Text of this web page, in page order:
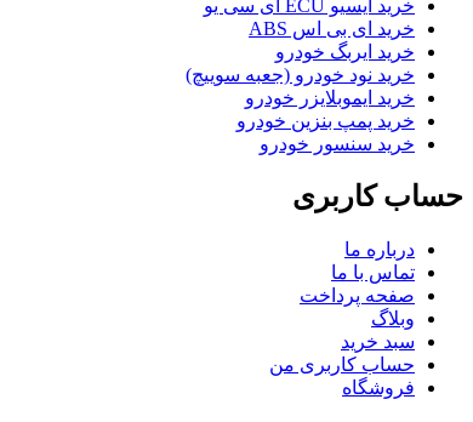
خرید ایسیو ECU ای سی یو
خرید ای بی اس ABS
خرید ایربگ خودرو
خرید نود خودرو (جعبه سوییچ)
خرید ایموبلایزر خودرو
خرید پمپ بنزین خودرو
خرید سنسور خودرو
حساب کاربری
درباره ما
تماس با ما
صفحه پرداخت
وبلاگ
سبد خرید
حساب کاربری من
فروشگاه